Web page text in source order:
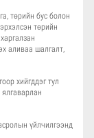
төрийн бус болон
төрийн
аливаа шалгалт,
хийгддэг тул
ялгаварлан
үйлчилгээнд